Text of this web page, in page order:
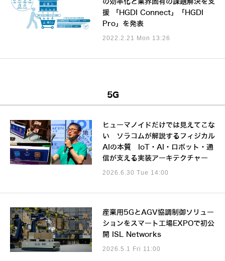
の効率化と業界固有の課題解決を支
援 「HGDI Connect」「HGDI
Pro」を発表
2022.2.21 Mon 13:26
5G
ヒューマノイドだけでは見えてこな
い ソラコムが解説するフィジカル
AIの本質 IoT・AI・ロボット・通
信が支える実装アーキテクチャー
2026.6.30 Tue 14:00
産業用5GとAGV協調制御ソリュー
ションをスマート工場EXPOで初公
開 ISL Networks
2026.5.1 Fri 11:00